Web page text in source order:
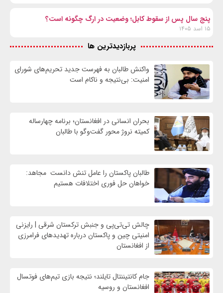
پنج سال پس از سقوط کابل؛ وضعیت در ارگ چگونه است؟
۱۵ اسد ۱۴۰۵
پربازدیدترین ها
واكنش طالبان به فهرست جدید تحریم‌های شورای
امنیت: بی‌نتیجه و ناکام است
بحران انسانی در افغانستان؛ برنامه چهار‌ساله
کمیته نروژ محور گفت‌وگو با طالبان
طالبان پاکستان را عامل تنش دانست مجاهد:
خواهان حل فوری اختلافات هستیم
چالش تی‌تی‌پی و جنبش ترکستان شرقی | رایزنی
امنیتی چین و پاکستان درباره تهدیدهای فرامرزی
از افغانستان
جام کانتیننتال تایلند؛ نتیجه بازی تیم‌های فوتسال
افغانستان و روسیه